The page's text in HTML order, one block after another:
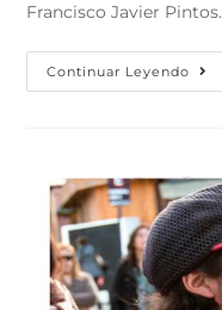
Francisco Javier Pintos.
Continuar Leyendo